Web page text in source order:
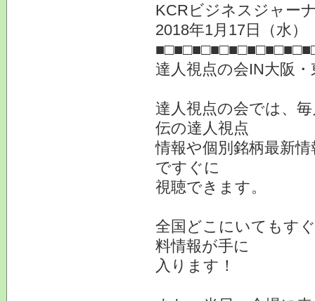
KCRビジネスジャー
2018年1月17日（
達人視点の会IN大阪
達人視点の会では、
伝の達人視点
情報や個別銘柄最新
ですぐに
視聴できます。
全国どこにいてもす
料情報が手に
入ります！